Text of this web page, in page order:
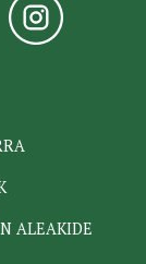
ALEAKIDE